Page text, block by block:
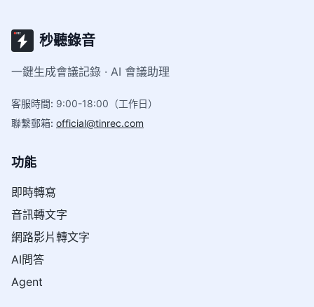
秒聽錄音
一鍵生成會議記錄 · AI 會議助理
客服時間: 9:00-18:00（工作日）
聯繫郵箱: official@tinrec.com
功能
即時轉寫
音訊轉文字
網路影片轉文字
AI問答
Agent